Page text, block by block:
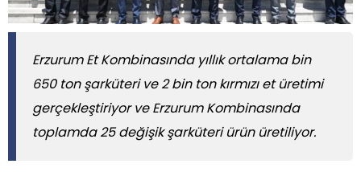
Erzurum Et Kombinasında yıllık ortalama bin
650 ton şarküteri ve 2 bin ton kırmızı et üretimi
gerçekleştiriyor ve Erzurum Kombinasında
toplamda 25 değişik şarküteri ürün üretiliyor.